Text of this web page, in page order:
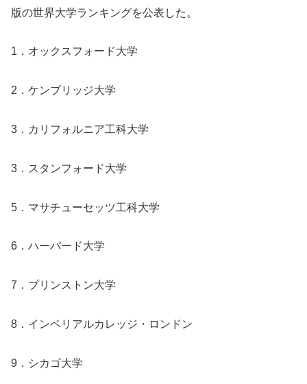
版の世界大学ランキングを公表した。
1．オックスフォード大学
2．ケンブリッジ大学
3．カリフォルニア工科大学
3．スタンフォード大学
5．マサチューセッツ工科大学
6．ハーバード大学
7．プリンストン大学
8．インペリアルカレッジ・ロンドン
9．シカゴ大学